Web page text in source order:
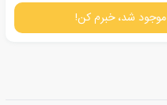
موجود شد، خبرم کن!